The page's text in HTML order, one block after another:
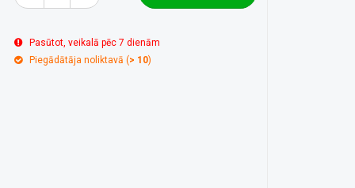
Pasūtot, veikalā pēc 7 dienām
Piegādātāja noliktavā (> 10)